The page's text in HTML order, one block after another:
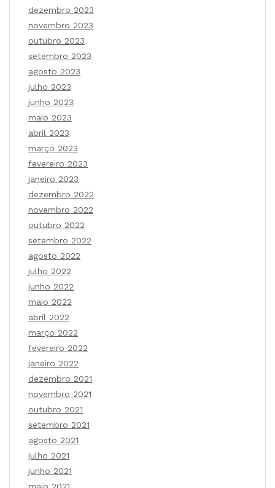
dezembro 2023
novembro 2023
outubro 2023
setembro 2023
agosto 2023
julho 2023
junho 2023
maio 2023
abril 2023
março 2023
fevereiro 2023
janeiro 2023
dezembro 2022
novembro 2022
outubro 2022
setembro 2022
agosto 2022
julho 2022
junho 2022
maio 2022
abril 2022
março 2022
fevereiro 2022
janeiro 2022
dezembro 2021
novembro 2021
outubro 2021
setembro 2021
agosto 2021
julho 2021
junho 2021
maio 2021